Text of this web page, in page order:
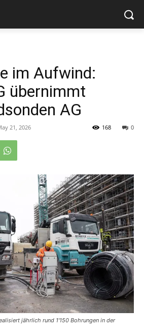
im Aufwind:
übernimmt
AG
21, 2026 0
168
jährlich rund 1'150 Bohrungen in der